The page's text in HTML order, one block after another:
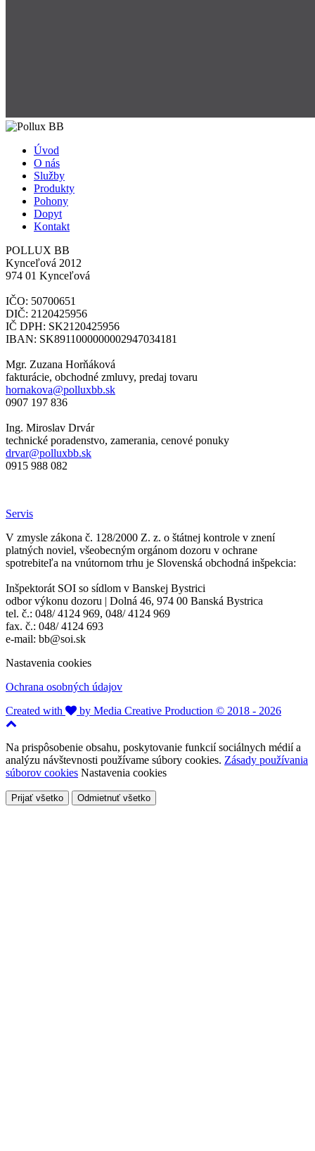
Úvod
O nás
Služby
Produkty
Pohony
Dopyt
Kontakt
POLLUX BB
Kynceľová 2012
974 01 Kynceľová
IČO: 50700651
DIČ: 2120425956
IČ DPH: SK2120425956
IBAN: SK8911000000002947034181
Mgr. Zuzana Horňáková
fakturácie, obchodné zmluvy, predaj tovaru
hornakova@polluxbb.sk
0907 197 836
Ing. Miroslav Drvár
technické poradenstvo, zamerania, cenové ponuky
drvar@polluxbb.sk
0915 988 082
Servis
V zmysle zákona č. 128/2000 Z. z. o štátnej kontrole v znení
platných noviel, všeobecným orgánom dozoru v ochrane
spotrebiteľa na vnútornom trhu je Slovenská obchodná inšpekcia:
Inšpektorát SOI so sídlom v Banskej Bystrici
odbor výkonu dozoru | Dolná 46, 974 00 Banská Bystrica
tel. č.: 048/ 4124 969, 048/ 4124 969
fax. č.: 048/ 4124 693
e-mail: bb@soi.sk
Nastavenia cookies
Ochrana osobných údajov
Created with
by Media Creative Production © 2018 - 2026
Na prispôsobenie obsahu, poskytovanie funkcií sociálnych médií a
analýzu návštevnosti používame súbory cookies. Zásady používania
súborov cookies Nastavenia cookies
Prijať všetko Odmietnuť všetko